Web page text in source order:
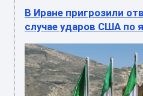
В Иране пригрозили
случае ударов США по